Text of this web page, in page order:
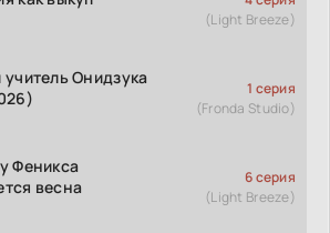
(Light Breeze)
учитель Онидзука
1 серия
(Fronda Studio)
Феникса
весна
6 серия
(Light Breeze)